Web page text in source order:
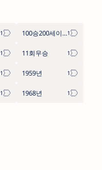
100승200세이브
11회우승
1959년
1968년